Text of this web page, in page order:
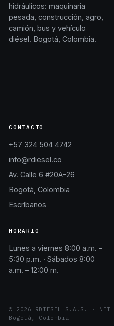
hidráulicos: maquinaria
pesada, construcción, agro,
camión, bus y vehículo
diésel. Bogotá, Colombia.
CONTACTO
+57 324 504 4742
info@rdiesel.co
Av. Calle 6 #20A-26
Bogotá, Colombia
Escríbanos
HORARIO
Lunes a viernes 8:00 a.m. –
5:30 p.m. · Sábados 8:00
a.m. – 12:00 m.
© 2026 RDIESEL S.A.S. · NIT
Bogotá, Colombia